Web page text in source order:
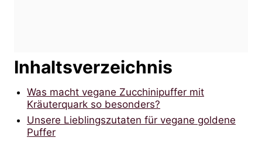
Inhaltsverzeichnis
Was macht vegane Zucchinipuffer mit
Kräuterquark so besonders?
Unsere Lieblingszutaten für vegane goldene
Puffer